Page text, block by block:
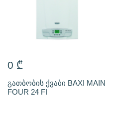
0 ₾
გათბობის ქვაბი BAXI MAIN
FOUR 24 FI